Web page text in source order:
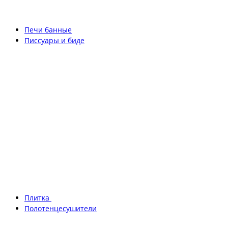
Печи банные
Писсуары и биде
Плитка
Полотенцесушители